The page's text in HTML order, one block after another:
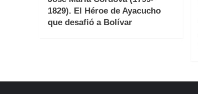
1829). El Héroe de Ayacucho
que desafió a Bolívar